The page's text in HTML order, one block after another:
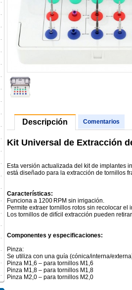
Descripción Comentarios
Kit Universal de Extracción
Esta versión actualizada del kit de implantes
está diseñado para la extracción de tornillos
Características:
Funciona a 1200 RPM sin irrigación.
Permite extraer tornillos rotos sin recolocar el
Los tornillos de difícil extracción pueden
Componentes y especificaciones:
Pinza:
Se utiliza con una guía (cónica/interna/
Pinza M1,6 – para tornillos M1,6
Pinza M1,8 – para tornillos M1,8
Pinza M2,0 – para tornillos M2,0